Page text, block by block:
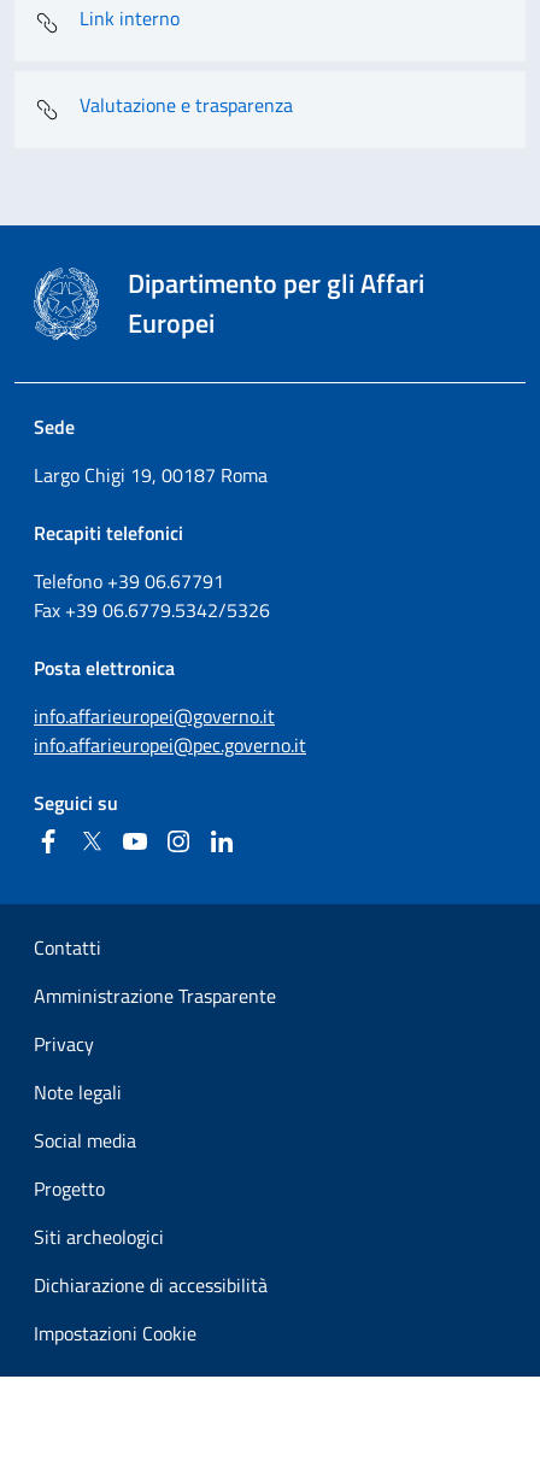
Link interno
Valutazione e trasparenza
Dipartimento per gli Affari
Europei
Sede
Largo Chigi 19, 00187 Roma
Recapiti telefonici
Telefono +3906.67791
Fax +3906.6779.5342/5326
Posta elettronica
info.affarieuropei@governo.it
info.affarieuropei@pec.governo.it
Seguici su
FacebookTwitter YouTubeInstagram
Sezione Link Utili
Contatti
Amministrazione Trasparente
Privacy
Note legali
Social media
Progetto
Siti archeologici
Dichiarazione di accessibilità
Impostazioni Cookie